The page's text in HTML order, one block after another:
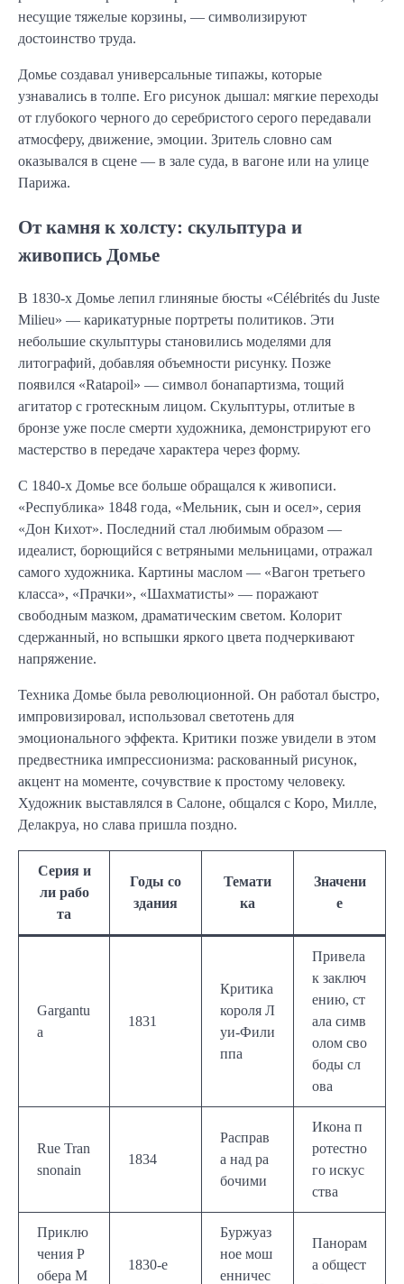
несущие тяжелые корзины, — символизируют
достоинство труда.
Домье создавал универсальные типажы, которые
узнавались в толпе. Его рисунок дышал: мягкие переходы
от глубокого черного до серебристого серого передавали
атмосферу, движение, эмоции. Зритель словно сам
оказывался в сцене — в зале суда, в вагоне или на улице
Парижа.
От камня к холсту: скульптура и
живопись Домье
В 1830-х Домье лепил глиняные бюсты «Célébrités du Juste
Milieu» — карикатурные портреты политиков. Эти
небольшие скульптуры становились моделями для
литографий, добавляя объемности рисунку. Позже
появился «Ratapoil» — символ бонапартизма, тощий
агитатор с гротескным лицом. Скульптуры, отлитые в
бронзе уже после смерти художника, демонстрируют его
мастерство в передаче характера через форму.
С 1840-х Домье все больше обращался к живописи.
«Республика» 1848 года, «Мельник, сын и осел», серия
«Дон Кихот». Последний стал любимым образом —
идеалист, борющийся с ветряными мельницами, отражал
самого художника. Картины маслом — «Вагон третьего
класса», «Прачки», «Шахматисты» — поражают
свободным мазком, драматическим светом. Колорит
сдержанный, но вспышки яркого цвета подчеркивают
напряжение.
Техника Домье была революционной. Он работал быстро,
импровизировал, использовал светотень для
эмоционального эффекта. Критики позже увидели в этом
предвестника импрессионизма: раскованный рисунок,
акцент на моменте, сочувствие к простому человеку.
Художник выставлялся в Салоне, общался с Коро, Милле,
Делакруа, но слава пришла поздно.
Серия и
ли рабо
та
Годы со
здания
Темати
ка
Значени
е
Gargantu
a
1831
Критика
короля Л
уи-Фили
ппа
Привела
к заключ
ению, ст
ала симв
олом сво
боды сл
ова
Rue Tran
snonain
1834
Расправ
а над ра
бочими
Икона п
ротестно
го искус
ства
Приклю
чения Р
обера М
1830-е
Буржуаз
ное мош
енничес
Панорам
а общест